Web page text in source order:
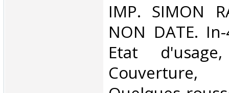
‎IMP. SIMON
NON DATE.
Etat